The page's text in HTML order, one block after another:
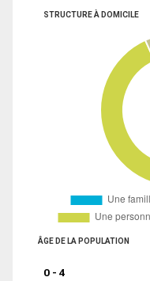
STRUCTURE À DOMICILE
ÂGE DE LA POPULATION
0 - 4